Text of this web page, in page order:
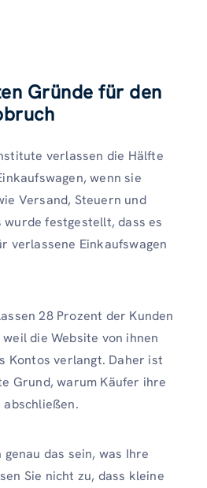
Gründe für den
verlassen die Hälfte
wenn sie
Versand, Steuern und
wurde festgestellt, dass es
verlassene Einkaufswagen
28 Prozent der Kunden
die Website von ihnen
Kontos verlangt. Daher ist
Grund, warum Käufer ihre
das sein, was Ihre
Sie nicht zu, dass kleine